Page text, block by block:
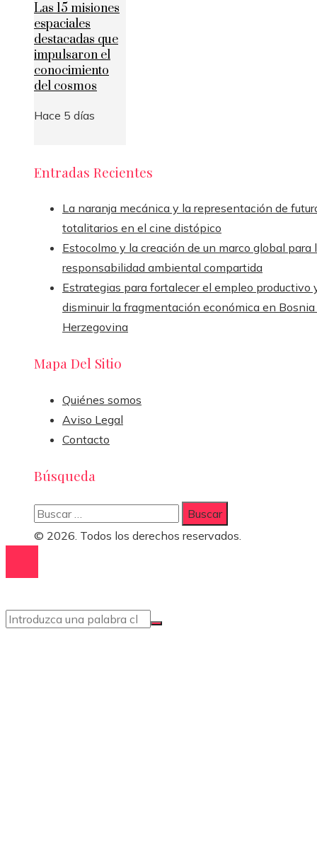
Las 15 misiones
espaciales
destacadas que
impulsaron el
conocimiento
del cosmos
Hace 5 días
Entradas Recientes
La naranja mecánica y la representación de
totalitarios en el cine distópico
Estocolmo y la creación de un marco global para
responsabilidad ambiental compartida
Estrategias para fortalecer el empleo productivo
disminuir la fragmentación económica en
Herzegovina
Mapa Del Sitio
Quiénes somos
Aviso Legal
Contacto
Búsqueda
Buscar:
© 2026. Todos los derechos reservados.